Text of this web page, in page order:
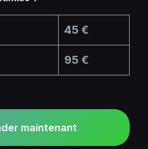
45 €
95 €
maintenant